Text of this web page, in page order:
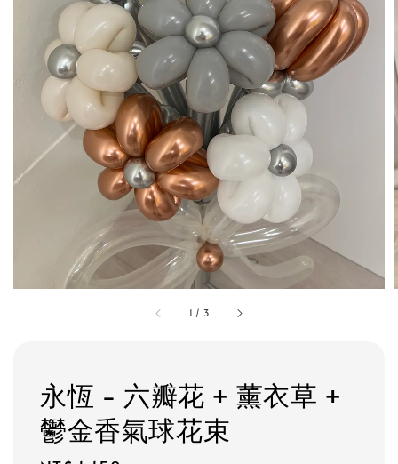
1 / 3
永恆 - 六瓣花 + 薰衣草 +
鬱金香氣球花束